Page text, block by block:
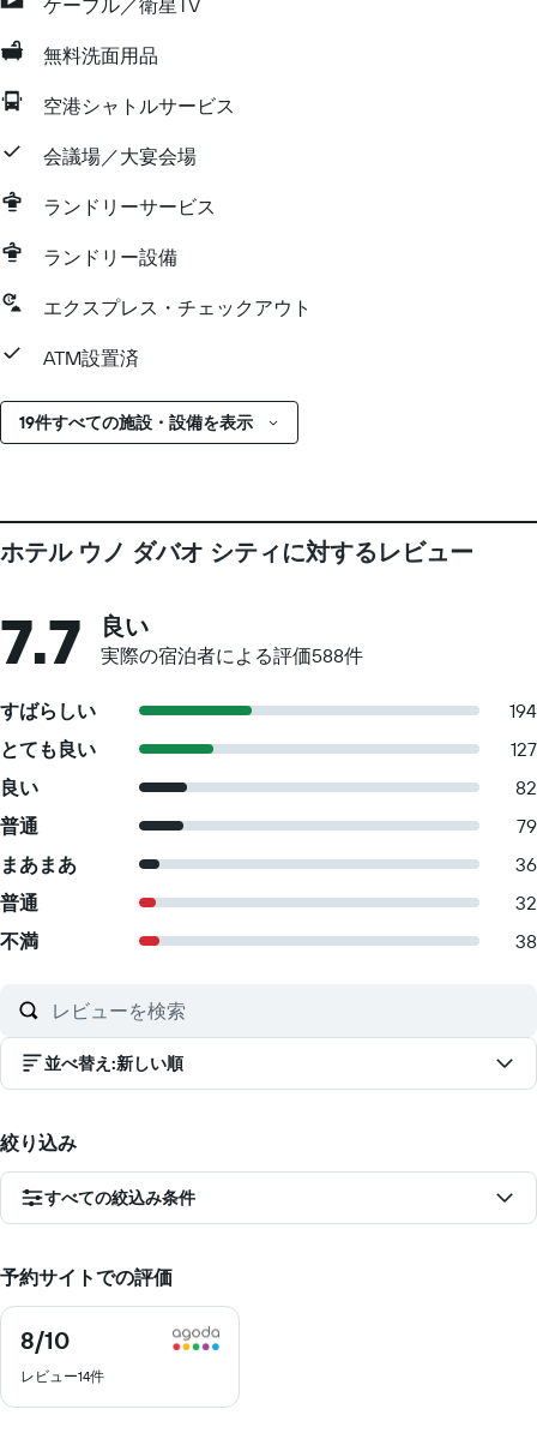
ケーブル／衛星TV
無料洗面用品
空港シャトルサービス
会議場／大宴会場
ランドリーサービス
ランドリー設備
エクスプレス・チェックアウト
ATM設置済
19件すべての施設・設備を表示
ホテル ウノ ダバオ シティに対するレビュー
7.7 良い
実際の宿泊者による評価588​件
すばらしい
194
とても良い
127
良い
82
普通
79
まあまあ
36
普通
32
不満
38
並べ替え :新しい順
絞り込み
すべての絞込み条件
予約サイトでの評価
8/10
8
10
レビュー14件